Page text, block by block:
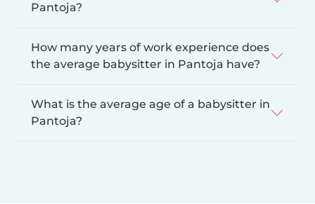
Pantoja?
How many years of work experience does
the average babysitter in Pantoja have?
What is the average age of a babysitter in
Pantoja?